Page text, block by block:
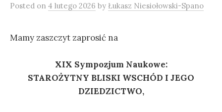
Posted on 4 lutego 2026 by Łukasz Niesiołowski-Spano
Mamy zaszczyt zaprosić na
XIX Sympozjum Naukowe:
STAROŻYTNY BLISKI WSCHÓD I JEGO
DZIEDZICTWO,